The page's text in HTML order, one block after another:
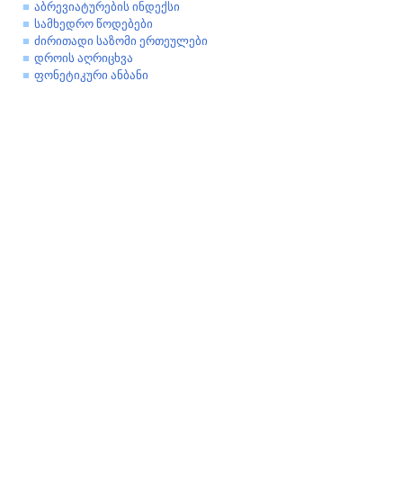
აბრევიატურების ინდექსი
სამხედრო წოდებები
ძირითადი საზომი ერთეულები
დროის აღრიცხვა
ფონეტიკური ანბანი